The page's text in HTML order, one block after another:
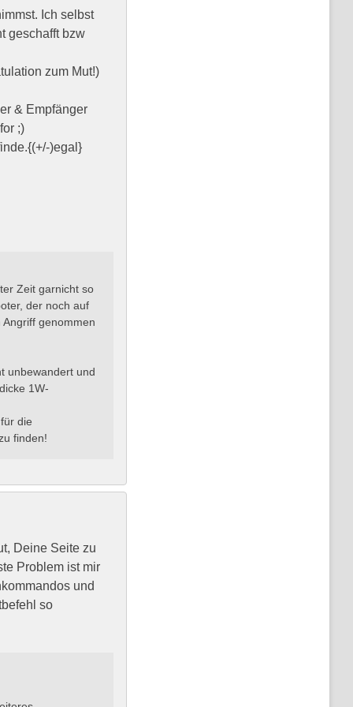
Ich selbst
geschafft bzw
zum Mut!)
& Empfänger
)egal}
Zeit garnicht so
der noch auf
genommen
unbewandert und
1W-
die
finden!
Deine Seite zu
Problem ist mir
und
so